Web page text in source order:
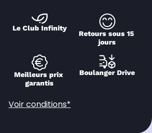
Le Club Infinity
Retours sous 15
jours
Meilleurs prix
garantis
Boulanger Drive
Voir conditions*